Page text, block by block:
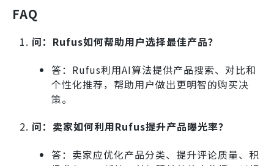
FAQ
问：Rufus如何帮助用户选择最佳产品？
答：Rufus利用AI算法提供产品搜索、对比和
个性化推荐，帮助用户做出更明智的购买决
策。
问：卖家如何利用Rufus提升产品曝光率？
答：卖家应优化产品分类、提升评论质量、积